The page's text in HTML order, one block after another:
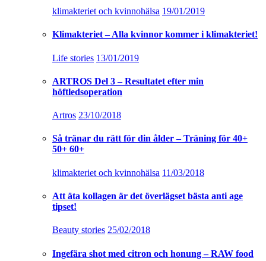
klimakteriet och kvinnohälsa 19/01/2019
Klimakteriet – Alla kvinnor kommer i klimakteriet!
Life stories 13/01/2019
ARTROS Del 3 – Resultatet efter min
höftledsoperation
Artros 23/10/2018
Så tränar du rätt för din ålder – Träning för 40+
50+ 60+
klimakteriet och kvinnohälsa 11/03/2018
Att äta kollagen är det överlägset bästa anti age
tipset!
Beauty stories 25/02/2018
Ingefära shot med citron och honung – RAW food